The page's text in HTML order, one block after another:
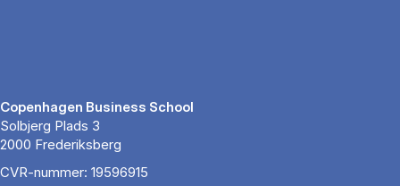
Copenhagen Business School
Solbjerg Plads 3
2000 Frederiksberg
CVR-nummer: 19596915